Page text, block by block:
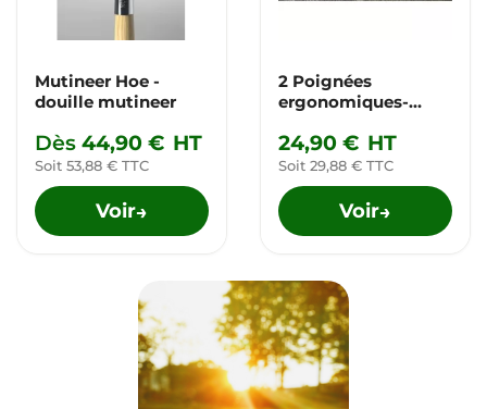
Mutineer Hoe -
douille mutineer
Dès 44,90 € HT
Soit 53,88 € TTC
Voir→
2 Poignées
ergonomiques-
mm pour
campagnoles
24,90 € HT
Soit 29,88 € TTC
Voir→